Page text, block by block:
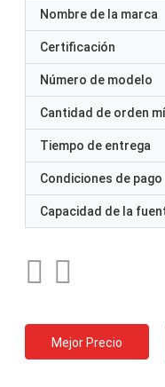
Nombre de la marca
Certificación
Número de modelo
Cantidad de orden
Tiempo de entrega
Condiciones de pago
Capacidad de la
Mejor Precio